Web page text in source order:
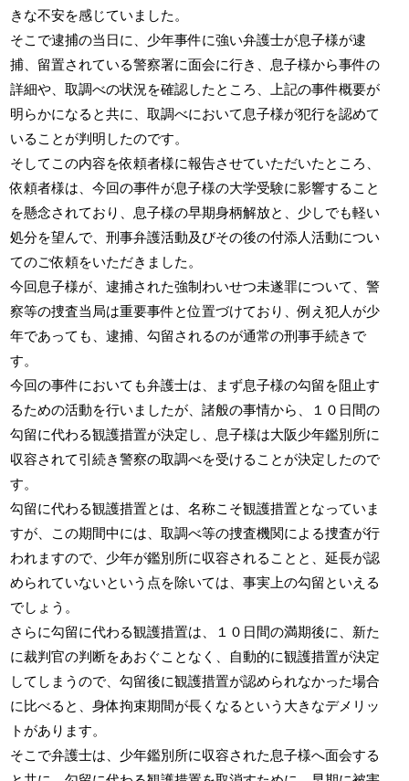
きな不安を感じていました。
そこで逮捕の当日に、少年事件に強い弁護士が息子様が逮
捕、留置されている警察署に面会に行き、息子様から事件の
詳細や、取調べの状況を確認したところ、上記の事件概要が
明らかになると共に、取調べにおいて息子様が犯行を認めて
いることが判明したのです。
そしてこの内容を依頼者様に報告させていただいたところ、
依頼者様は、今回の事件が息子様の大学受験に影響すること
を懸念されており、息子様の早期身柄解放と、少しでも軽い
処分を望んで、刑事弁護活動及びその後の付添人活動につい
てのご依頼をいただきました。
今回息子様が、逮捕された強制わいせつ未遂罪について、警
察等の捜査当局は重要事件と位置づけており、例え犯人が少
年であっても、逮捕、勾留されるのが通常の刑事手続きで
す。
今回の事件においても弁護士は、まず息子様の勾留を阻止す
るための活動を行いましたが、諸般の事情から、１０日間の
勾留に代わる観護措置が決定し、息子様は大阪少年鑑別所に
収容されて引続き警察の取調べを受けることが決定したので
す。
勾留に代わる観護措置とは、名称こそ観護措置となっていま
すが、この期間中には、取調べ等の捜査機関による捜査が行
われますので、少年が鑑別所に収容されることと、延長が認
められていないという点を除いては、事実上の勾留といえる
でしょう。
さらに勾留に代わる観護措置は、１０日間の満期後に、新た
に裁判官の判断をあおぐことなく、自動的に観護措置が決定
してしまうので、勾留後に観護措置が認められなかった場合
に比べると、身体拘束期間が長くなるという大きなデメリッ
トがあります。
そこで弁護士は、少年鑑別所に収容された息子様へ面会する